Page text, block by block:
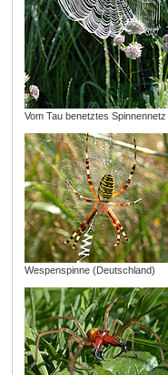
Vom Tau benetztes Spinnennetz
Wespenspinne (Deutschland)